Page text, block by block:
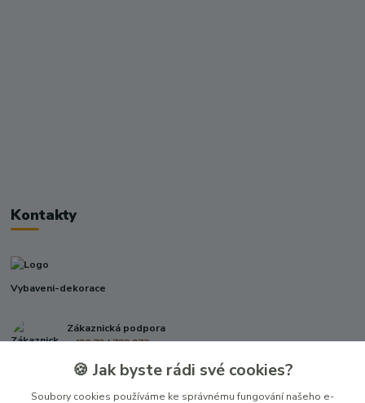
Kontakty
Vybaveni-dekorace
Zákaznická podpora
+420 724 722 973
info@vybaveni-dekorace.cz
🍪 Jak byste rádi své cookies?
Soubory cookies používáme ke správnému fungování našeho e-